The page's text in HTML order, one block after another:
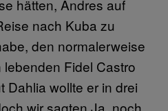
hätten, Andres auf
nach Kuba zu
den normalerweise
Fidel Castro
Dahlia wollte er in drei
wir sagten Ja, noch